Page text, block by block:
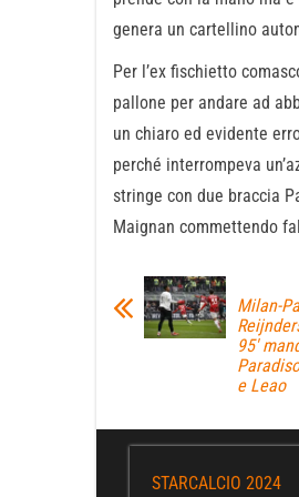
genera un cartellino
Per l’ex fischietto
pallone per andare ad
un chiaro ed evidente
perché interrompeva
stringe con due braccia
Maignan commettendo
Milan-
95′
e Leao
STARCALCIO 2024